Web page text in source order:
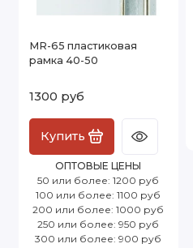
MR-65 пластиковая
рамка 40-50
1300 руб
Купить
ОПТОВЫЕ ЦЕНЫ
50 или более: 1200 руб
100 или более: 1100 руб
200 или более: 1000 руб
250 или более: 950 руб
300 или более: 900 руб